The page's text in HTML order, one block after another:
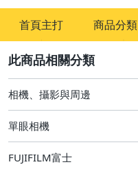
首頁主打 商品分類
手機、配件與通訊
家電與影音視聽
相機、攝影與周邊
相機、攝影與周邊
單眼相機
FUJIFILM富士